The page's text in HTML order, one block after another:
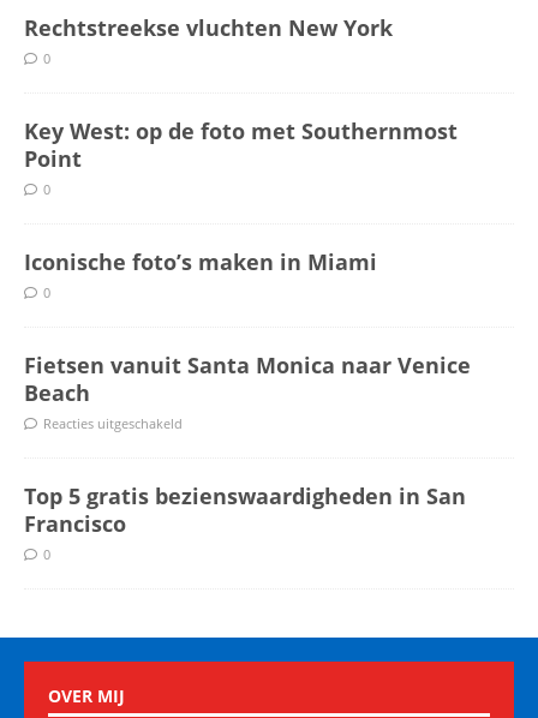
Rechtstreekse vluchten New York
0
Key West: op de foto met Southernmost
Point
0
Iconische foto’s maken in Miami
0
Fietsen vanuit Santa Monica naar Venice
Beach
Reacties uitgeschakeld
Top 5 gratis bezienswaardigheden in San
Francisco
0
OVER MIJ